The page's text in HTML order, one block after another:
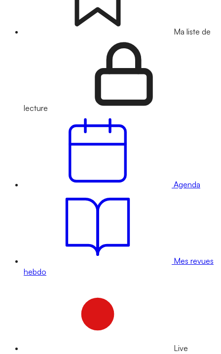
Ma liste de
lecture
Agenda
Mes revues
hebdo
Live